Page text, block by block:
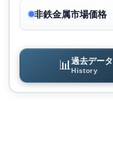
非鉄金属市場価格
📊過去データ
History